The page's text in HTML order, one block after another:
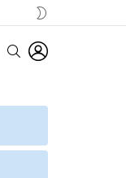
SKIN
SEARCH